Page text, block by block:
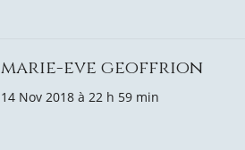
marie-eve geoffrion
14 Nov 2018 à 22 h 59 min